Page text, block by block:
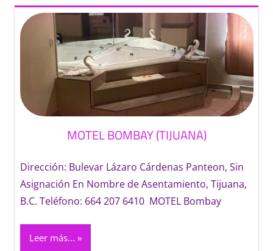
MOTEL BOMBAY (TIJUANA)
Dirección: Bulevar Lázaro Cárdenas Panteon, Sin
Asignación En Nombre de Asentamiento, Tijuana,
B.C. Teléfono: 664 207 6410 MOTEL Bombay
Leer más...